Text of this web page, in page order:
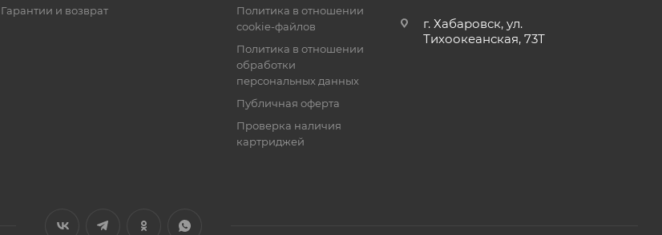
Гарантии и возврат
Политика в отношении
cookie-файлов
Политика в отношении
обработки
персональных данных
Публичная оферта
Проверка наличия
картриджей
г. Хабаровск, ул.
Тихоокеанская, 73Т